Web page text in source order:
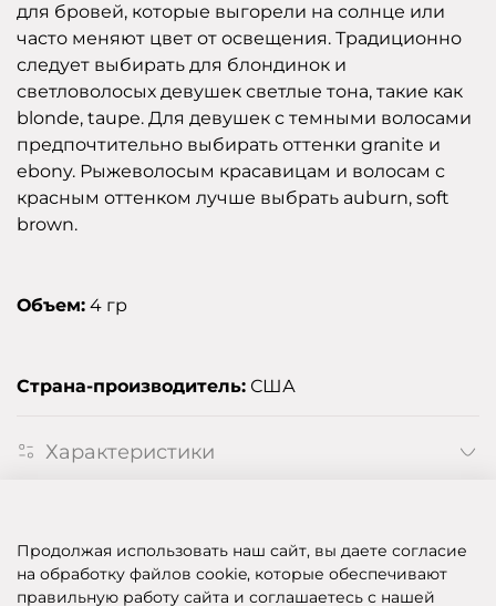
для бровей, которые выгорели на солнце или
часто меняют цвет от освещения. Традиционно
следует выбирать для блондинок и
светловолосых девушек светлые тона, такие как
blonde, taupe. Для девушек с темными волосами
предпочтительно выбирать оттенки granite и
ebony. Рыжеволосым красавицам и волосам с
красным оттенком лучше выбрать auburn, soft
brown.
Объем: 4 гр
Страна-производитель: США
Характеристики
Продолжая использовать наш сайт, вы даете согласие
на обработку файлов cookie, которые обеспечивают
правильную работу сайта и соглашаетесь с нашей